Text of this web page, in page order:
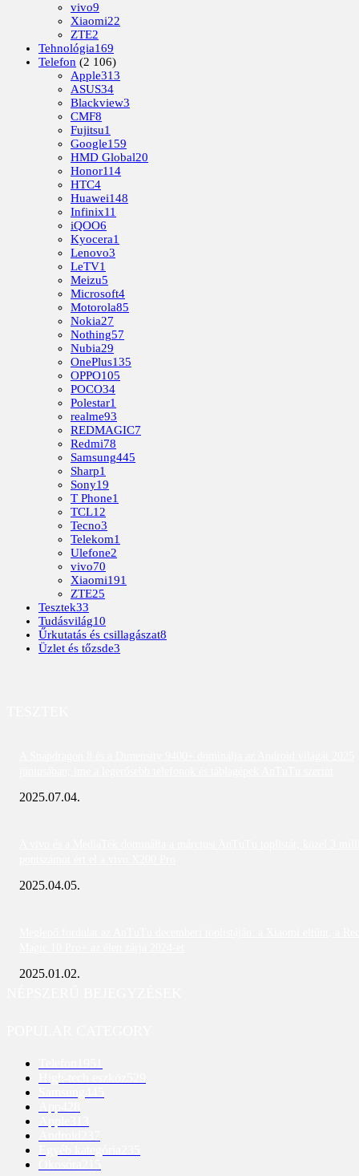
vivo9
Xiaomi22
ZTE2
Tehnológia169
Telefon (2 106)
Apple313
ASUS34
Blackview3
CMF8
Fujitsu1
Google159
HMD Global20
Honor114
HTC4
Huawei148
Infinix11
iQOO6
Kyocera1
Lenovo3
LeTV1
Meizu5
Microsoft4
Motorola85
Nokia27
Nothing57
Nubia29
OnePlus135
OPPO105
POCO34
Polestar1
realme93
REDMAGIC7
Redmi78
Samsung445
Sharp1
Sony19
T Phone1
TCL12
Tecno3
Telekom1
Ulefone2
vivo70
Xiaomi191
ZTE25
Tesztek33
Tudásvilág10
Űrkutatás és csillagászat8
Üzlet és tőzsde3
2025.07.04.
2025.04.05.
2025.01.02.